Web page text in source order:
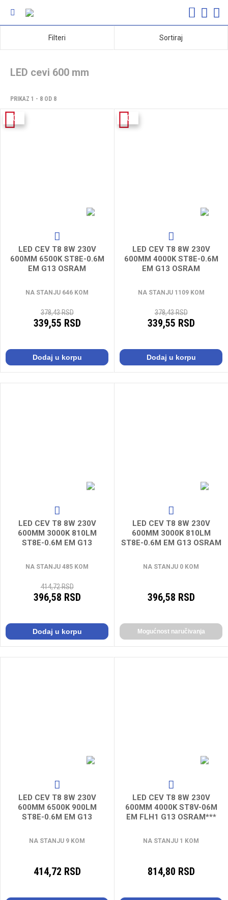
Filteri Sortiraj
LED cevi 600 mm
PRIKAZ 1 - 8 OD 8
LED CEV T8 8W 230V
600MM 6500K ST8E-0.6M
EM G13 OSRAM
NA STANJU 646 KOM
378,43 RSD
339,55 RSD
-10%
Dodaj u korpu
LED CEV T8 8W 230V
600MM 4000K ST8E-0.6M
EM G13 OSRAM
NA STANJU 1109 KOM
378,43 RSD
339,55 RSD
-10%
Dodaj u korpu
LED CEV T8 8W 230V
600MM 3000K 810LM
ST8E-0.6M EM G13
NA STANJU 485 KOM
414,72 RSD
396,58 RSD
Dodaj u korpu
LED CEV T8 8W 230V
600MM 3000K 810LM
ST8E-0.6M EM G13 OSRAM
NA STANJU 0 KOM
396,58 RSD
Mogućnost naručivanja
LED CEV T8 8W 230V
600MM 6500K 900LM
ST8E-0.6M EM G13
NA STANJU 9 KOM
414,72 RSD
LED CEV T8 8W 230V
600MM 4000K ST8V-06M
EM FLH1 G13 OSRAM***
NA STANJU 1 KOM
814,80 RSD